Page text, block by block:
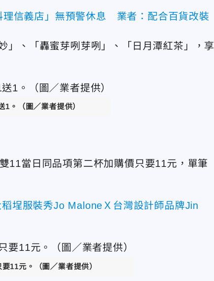
理信義店」無預警休息 業者：配合百貨改裝
」、「轟蜜芽咧芽咧」、「日月潭紅茶」，享
。（圖／業者提供）
11當日同品項第二杯加購價只要11元，單筆
埕服裝秀Jo MaloneＸ台灣設計師品牌Jin
11元。（圖／業者提供）